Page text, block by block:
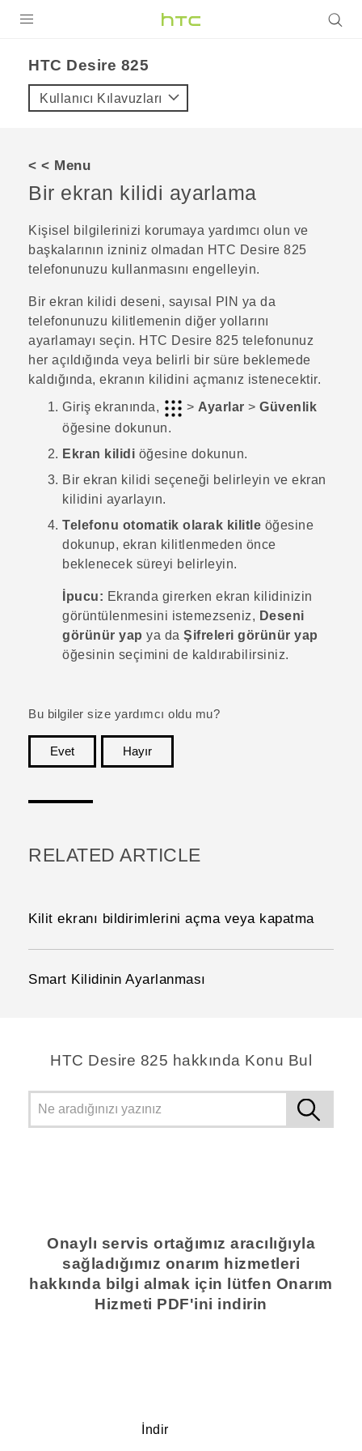
VIVE
VIVERSE
DESTEK
HTC Desire 825‎
Kullanıcı Kılavuzları
< < Menu
Bir ekran kilidi ayarlama
Kişisel bilgilerinizi korumaya yardımcı olun ve
başkalarının izniniz olmadan HTC Desire 825
telefonunuzu kullanmasını engelleyin.
Bir ekran kilidi deseni, sayısal PIN ya da
telefonunuzu kilitlemenin diğer yollarını
ayarlamayı seçin. HTC Desire 825 telefonunuz
her açıldığında veya belirli bir süre beklemede
kaldığında, ekranın kilidini açmanız istenecektir.
Giriş ekranında, > Ayarlar > Güvenlik
öğesine dokunun.
Ekran kilidi öğesine dokunun.
Bir ekran kilidi seçeneği belirleyin ve ekran
kilidini ayarlayın.
Telefonu otomatik olarak kilitle öğesine
dokunup, ekran kilitlenmeden önce
beklenecek süreyi belirleyin.
İpucu: Ekranda girerken ekran kilidinizin
görüntülenmesini istemezseniz, Deseni
görünür yap ya da Şifreleri görünür yap
öğesinin seçimini de kaldırabilirsiniz.
Bu bilgiler size yardımcı oldu mu?
Evet
Hayır
RELATED ARTICLE
Kilit ekranı bildirimlerini açma veya kapatma
Smart Kilidinin Ayarlanması
HTC Desire 825 hakkında Konu Bul
Onaylı servis ortağımız aracılığıyla
sağladığımız onarım hizmetleri
hakkında bilgi almak için lütfen Onarım
Hizmeti PDF'ini indirin
İndir